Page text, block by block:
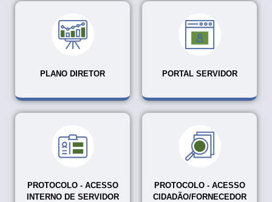
PLANO DIRETOR PORTAL SERVIDOR
PROTOCOLO - ACESSO
INTERNO DE SERVIDOR
PROTOCOLO - ACESSO
CIDADÃO/FORNECEDOR